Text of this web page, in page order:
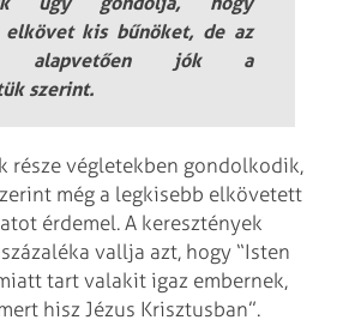
elkövet kis bűnöket, de az
alapvetően jók a
szerint.
része végletekben gondolkodik,
még a legkisebb elkövetett
érdemel. A keresztények
vallja azt, hogy “Isten
tart valakit igaz embernek,
hisz Jézus Krisztusban”.